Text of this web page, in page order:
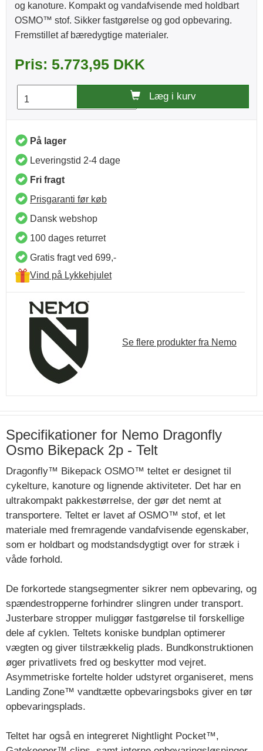
og kanoture. Kompakt og vandafvisende med holdbart
OSMO™ stof. Sikker fastgørelse og god opbevaring.
Fremstillet af bæredygtige materialer.
Pris: 5.773,95 DKK
Læg i kurv
På lager
Leveringstid 2-4 dage
Fri fragt
Prisgaranti før køb
Dansk webshop
100 dages returret
Gratis fragt ved 699,-
Vind på Lykkehjulet
Se flere produkter fra Nemo
Specifikationer for Nemo Dragonfly
Osmo Bikepack 2p - Telt
Dragonfly™ Bikepack OSMO™ teltet er designet til
cykelture, kanoture og lignende aktiviteter. Det har en
ultrakompakt pakkestørrelse, der gør det nemt at
transportere. Teltet er lavet af OSMO™ stof, et let
materiale med fremragende vandafvisende egenskaber,
som er holdbart og modstandsdygtigt over for stræk i
våde forhold.
De forkortede stangsegmenter sikrer nem opbevaring, og
spændestropperne forhindrer slingren under transport.
Justerbare stropper muliggør fastgørelse til forskellige
dele af cyklen. Teltets koniske bundplan optimerer
vægten og giver tilstrækkelig plads. Bundkonstruktionen
øger privatlivets fred og beskytter mod vejret.
Asymmetriske fortelte holder udstyret organiseret, mens
Landing Zone™ vandtætte opbevaringsboks giver en tør
opbevaringsplads.
Teltet har også en integreret Nightlight Pocket™,